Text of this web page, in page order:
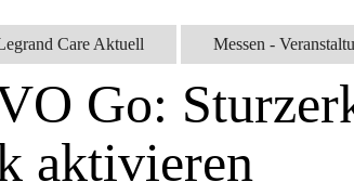
Care Aktuell Messen -
Go:
aktivieren